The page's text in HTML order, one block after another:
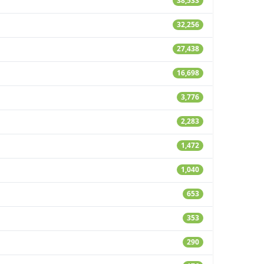
32,256
27,438
16,698
3,776
2,283
1,472
1,040
653
353
290